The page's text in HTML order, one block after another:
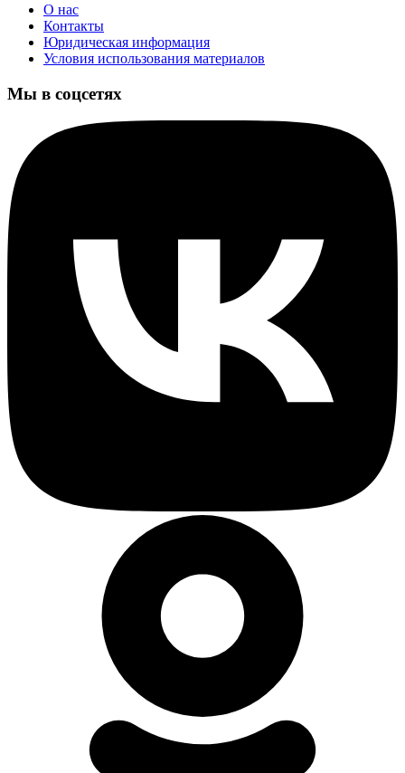
О нас
Контакты
Юридическая информация
Условия использования материалов
Мы в соцсетях